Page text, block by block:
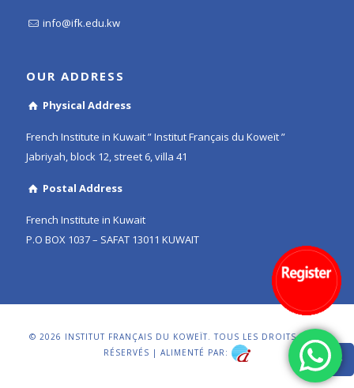
info@ifk.edu.kw
OUR ADDRESS
Physical Address
French Institute in Kuwait ” Institut Français du Koweït ”
Jabriyah, block 12, street 6, villa 41
Postal Address
French Institute in Kuwait
P.O BOX 1037 – SAFAT 13011 KUWAIT
© 2026 INSTITUT FRANÇAIS DU KOWEÏT. TOUS LES DROITS SONT
RÉSERVÉS | ALIMENTÉ PAR: